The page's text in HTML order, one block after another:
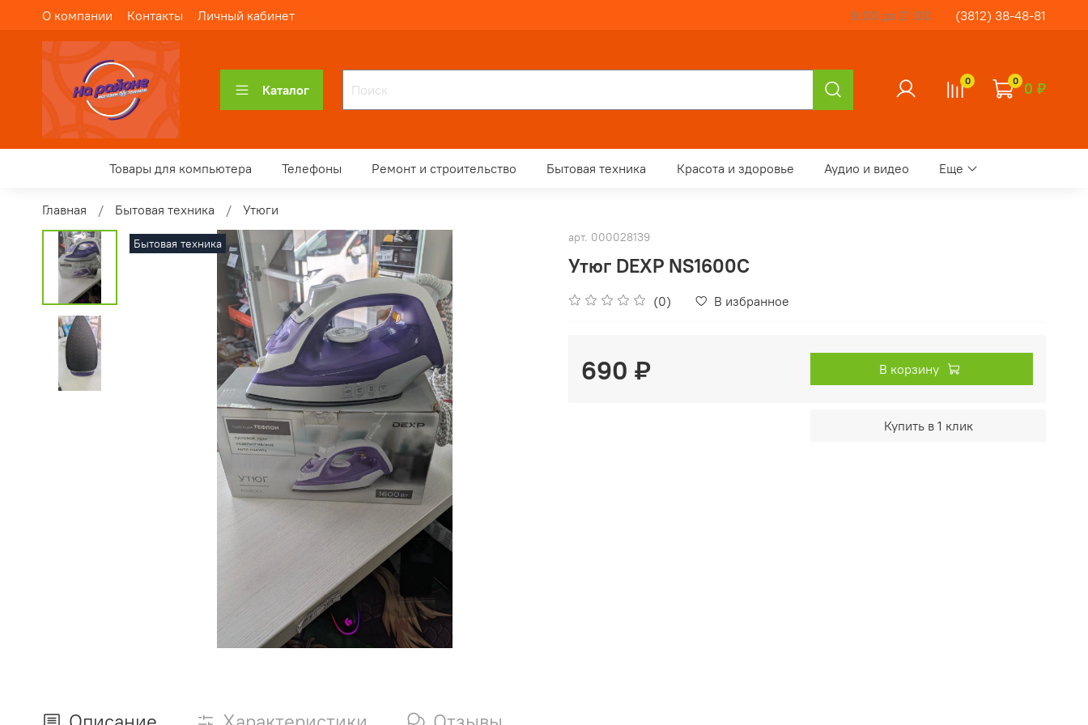
О компании Контакты Личный кабинет 9:00 до 21:00 (3812) 38-48-81
Каталог
0 0 0 ₽
Товары для компьютера Телефоны Ремонт и строительство Бытовая техника Красота и здоровье Аудио и видео Еще
Главная Бытовая техника Утюги
Бытовая техника арт. 000028139
Утюг DEXP NS1600C
(0) В избранное
690 ₽ В корзину
Купить в 1 клик